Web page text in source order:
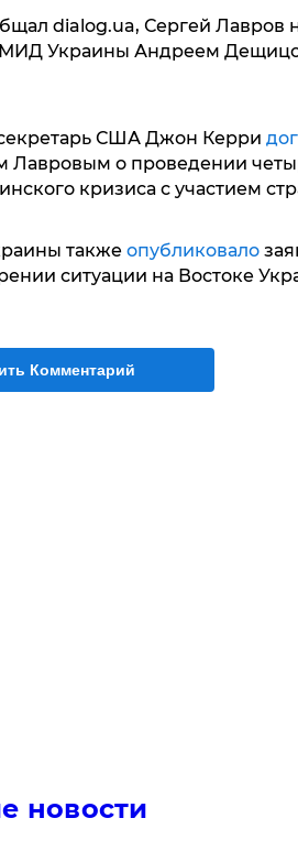
dialog.ua, Сергей Лавров
Украины Андреем
США Джон Керри
Лавровым о проведении
кризиса с участием
также опубликовало
ситуации на Востоке
Комментарий
новости